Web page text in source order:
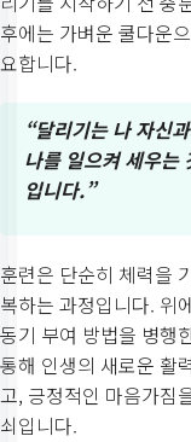
후에는 가벼운 쿨다운
요합니다.
“달리기는 나 자신
나를 일으켜 세우는
입니다.”
훈련은 단순히 체력을
복하는 과정입니다. 위
동기 부여 방법을 병행
통해 인생의 새로운 활
고, 긍정적인 마음가짐
쇠입니다.